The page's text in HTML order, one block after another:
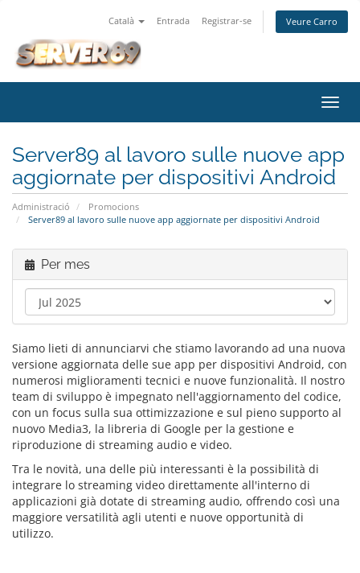
Català Entrada Registrar-se Veure Carro
la
Server89 al lavoro sulle nuove app
aggiornate per dispositivi Android
Administració
Promocions
Server89 al lavoro sulle nuove app aggiornate per dispositivi Android
Per mes
Siamo lieti di annunciarvi che stiamo lavorando ad una nuova
versione aggiornata delle sue app per dispositivi Android, con
numerosi miglioramenti tecnici e nuove funzionalità. Il nostro
team di sviluppo è impegnato nell'aggiornamento del codice,
con un focus sulla sua ottimizzazione e sul pieno supporto al
nuovo Media3, la libreria di Google per la gestione e
riproduzione di streaming audio e video.
Tra le novità, una delle più interessanti è la possibilità di
integrare lo streaming video direttamente all'interno di
applicazioni già dotate di streaming audio, offrendo così una
maggiore versatilità agli utenti e nuove opportunità di
utilizzo.